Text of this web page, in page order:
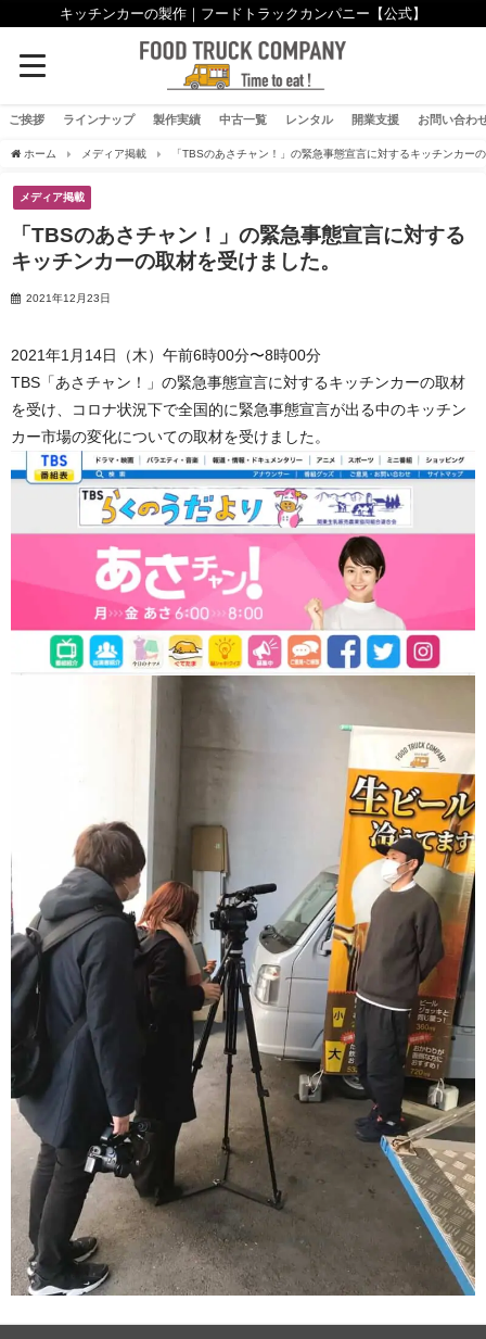
キッチンカーの製作｜フードトラックカンパニー【公式】
ご挨拶 ラインナップ 製作実績 中古一覧 レンタル 開業支援 お問い合わ
ホーム メディア掲載 「TBSのあさチャン！」の緊急事態宣言に対するキッチンカー
メディア掲載
「TBSのあさチャン！」の緊急事態宣言に対する
キッチンカーの取材を受けました。
2021年12月23日
2021年1月14日（木）午前6時00分〜8時00分
TBS「あさチャン！」の緊急事態宣言に対するキッチンカーの取材
を受け、コロナ状況下で全国的に緊急事態宣言が出る中のキッチン
カー市場の変化についての取材を受けました。